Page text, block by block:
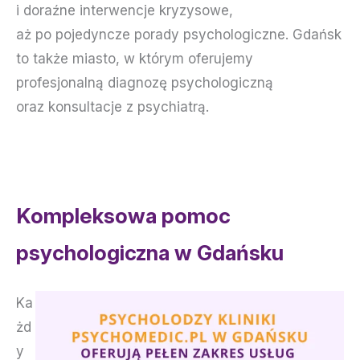
i doraźne interwencje kryzysowe,
aż po pojedyncze porady psychologiczne. Gdańsk
to także miasto, w którym oferujemy
profesjonalną diagnozę psychologiczną
oraz konsultacje z psychiatrą.
Kompleksowa pomoc
psychologiczna w Gdańsku
Ka
żd
y